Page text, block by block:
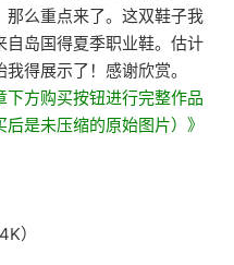
那么重点来了。这双鞋子我
岛国得夏季职业鞋。估计
得展示了！感谢欣赏。
下方购买按钮进行完整作品
是未压缩的原始图片）》
）